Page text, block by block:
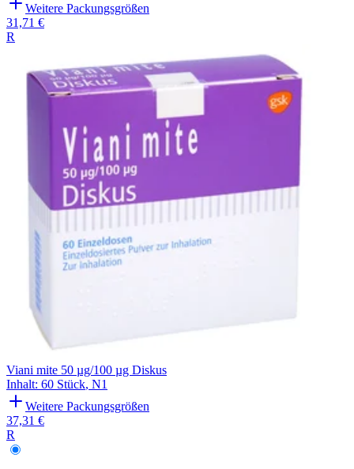
Weitere Packungsgrößen
31,71 €
R
Viani mite 50 µg/100 µg Diskus
Inhalt: 60 Stück, N1
Weitere Packungsgrößen
37,31 €
R